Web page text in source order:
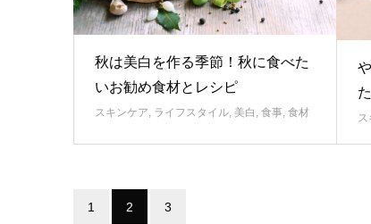
秋は美白を作る季節！秋に食べた
いお勧め食材とレシピ
スキンケア, ライフスタイル, 美白 , 食事, 食材
1 2 3